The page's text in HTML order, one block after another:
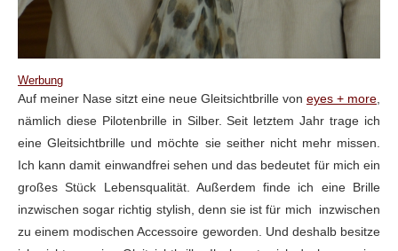
Werbung
Auf meiner Nase sitzt eine neue Gleitsichtbrille von eyes + more
nämlich diese Pilotenbrille in Silber. Seit letztem Jahr trage ich
eine Gleitsichtbrille und möchte sie seither nicht mehr missen.
Ich kann damit einwandfrei sehen und das bedeutet für mich ein
großes Stück Lebensqualität. Außerdem finde ich eine Brille
inzwischen sogar richtig stylish, denn sie ist für mich inzwischen
zu einem modischen Accessoire geworden. Und deshalb besitze